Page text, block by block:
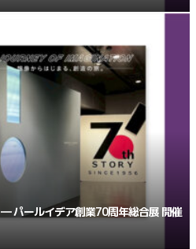
パールイデア創業70周年総合展 開催